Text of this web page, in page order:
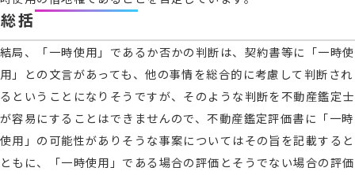
総括
結局、「一時使用」であるか否かの判断は、契約書等に「一時使
用」との文言があっても、他の事情を総合的に考慮して判断され
るということになりそうですが、そのような判断を不動産鑑定士
が容易にすることはできませんので、不動産鑑定評価書に「一時
使用」の可能性がありそうな事案についてはその旨を記載すると
ともに、「一時使用」である場合の評価とそうでない場合の評価